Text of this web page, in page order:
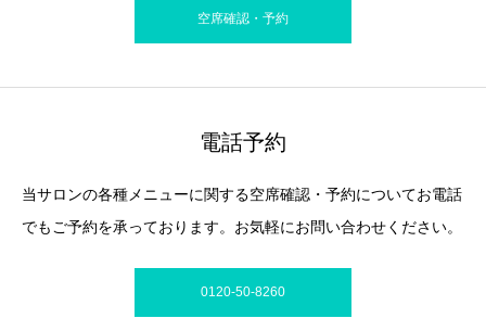
空席確認・予約
電話予約
当サロンの各種メニューに関する空席確認・予約についてお電話
でもご予約を承っております。お気軽にお問い合わせください。
0120-50-8260